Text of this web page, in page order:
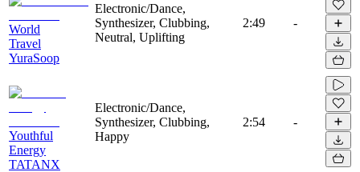
World
Travel
YuraSoop
Electronic/Dance,
Synthesizer, Clubbing,
Neutral, Uplifting
2:49 -
Youthful
Energy
TATANX
Electronic/Dance,
Synthesizer, Clubbing,
Happy
2:54 -